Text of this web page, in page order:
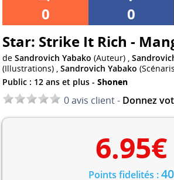
0
0
Star: Strike It Rich -
deSandrovich Yabako (Auteur) ,
(Illustrations) ,Sandrovich Yabako
Public : 12 ans et plus -Shonen
0 avis client - Donnez
6.95€
Points fidelités :40